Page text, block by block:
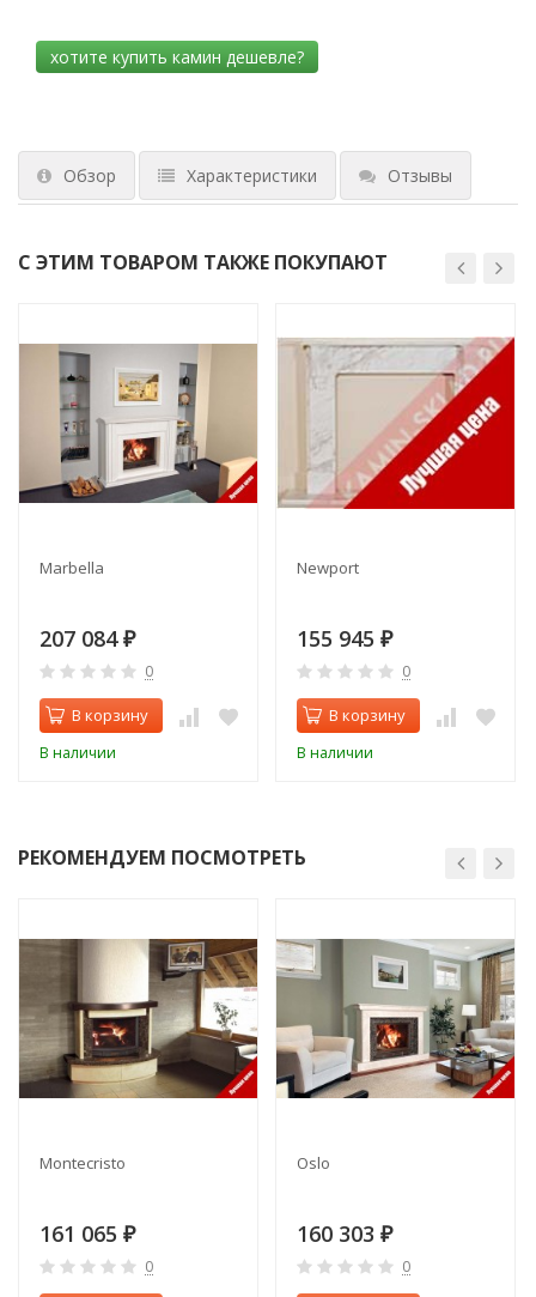
Обзор Характеристики Отзывы
С ЭТИМ ТОВАРОМ ТАКЖЕ ПОКУПАЮТ
Marbella
207 084 ₽
0
В корзину
В наличии
Newport
155 945 ₽
0
В корзину
В наличии
РЕКОМЕНДУЕМ ПОСМОТРЕТЬ
Montecristo
161 065 ₽
0
Oslo
160 303 ₽
0